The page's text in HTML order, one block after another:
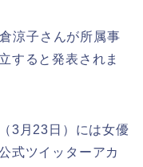
涼子さんが所属事
すると発表されま
3月23日）には女優
式ツイッターアカ